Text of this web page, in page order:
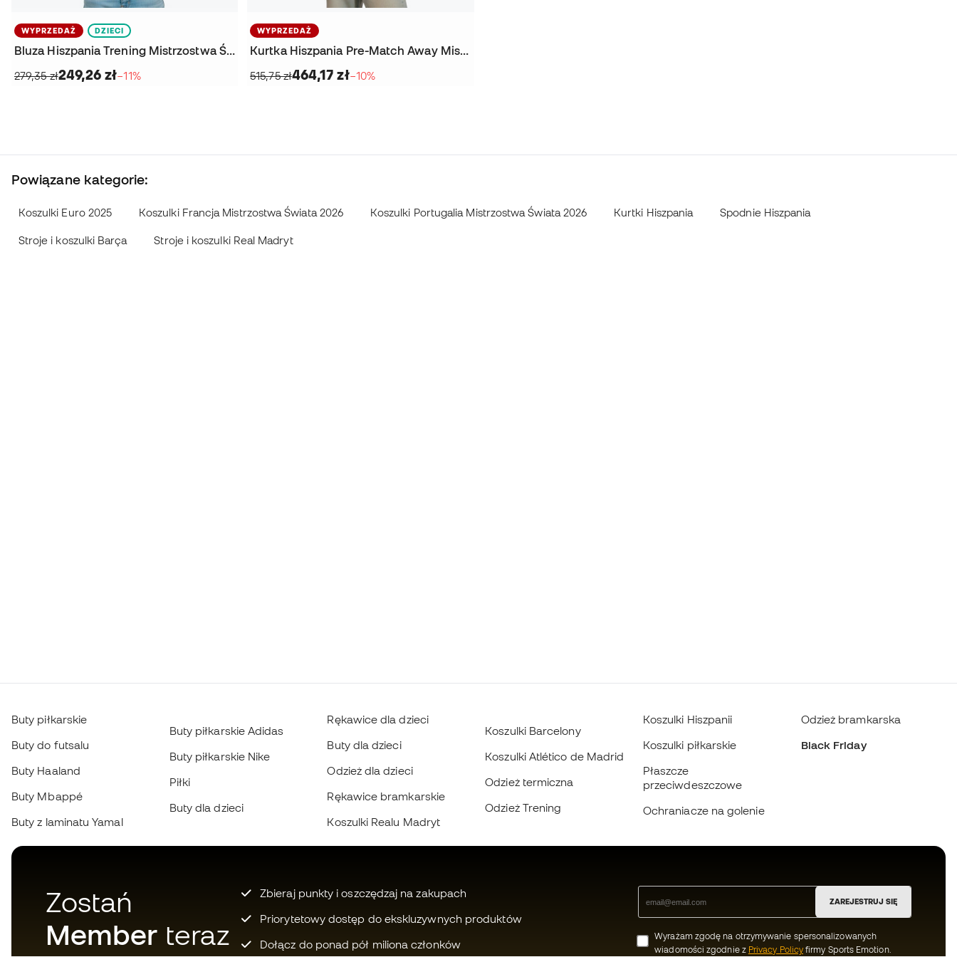
WYPRZEDAŻ DZIECI
Bluza Hiszpania Trening Mistrzostwa Świata 2026 Dziecko
279,35 zł249,26 zł−11%
WYPRZEDAŻ
Kurtka Hiszpania Pre-Match Away Mistrzostwa Świata 2026
515,75 zł464,17 zł−10%
Powiązane kategorie:
Koszulki Euro 2025 Koszulki Francja Mistrzostwa Świata 2026 Koszulki Portugalia Mistrzostwa Świata 2026 Kurtki Hiszpania Spodnie Hiszpania
Stroje i koszulki Barça Stroje i koszulki Real Madryt
Buty piłkarskie
Buty do futsalu
Buty Haaland
Buty Mbappé
Buty z laminatu Yamal
Buty piłkarskie Adidas
Buty piłkarskie Nike
Piłki
Buty dla dzieci
Rękawice dla dzieci
Buty dla dzieci
Odzież dla dzieci
Rękawice bramkarskie
Koszulki Realu Madryt
Koszulki Barcelony
Koszulki Atlético de Madrid
Odzież termiczna
Odzież Trening
Koszulki Hiszpanii
Koszulki piłkarskie
Płaszcze
przeciwdeszczowe
Ochraniacze na golenie
Odzież bramkarska
Black Friday
Zostań
Member teraz
Zbieraj punkty i oszczędzaj na zakupach
Priorytetowy dostęp do ekskluzywnych produktów
Dołącz do ponad pół miliona członków
ZAREJESTRUJ SIĘ
Wyrażam zgodę na otrzymywanie spersonalizowanych
wiadomości zgodnie z Privacy Policyfirmy Sports Emotion.